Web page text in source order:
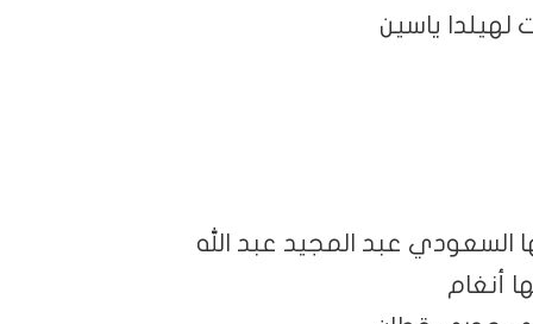
لهيلدا ياسين
السعودي عبد المجيد عبد الله
أنغام